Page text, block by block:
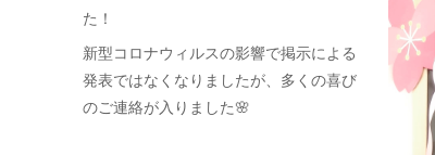
た！
新型コロナウィルスの影響で掲示による
発表ではなくなりましたが、多くの喜び
のご連絡が入りました🌸